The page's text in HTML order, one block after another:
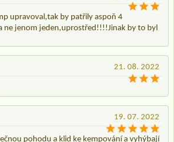
upravoval,tak by patřily aspoň 4
ne jenom jeden,uprostřed!!!!Jinak by to byl
21. 08. 2022
19. 07. 2022
pohodu a klid ke kempování a vyhýbají